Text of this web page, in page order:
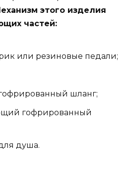
этого изделия
частей:
или резиновые педали;
шланг;
гофрированный
душа.